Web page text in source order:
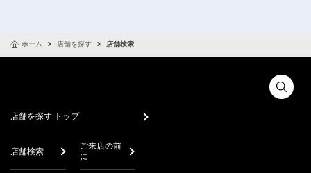
ホーム 店舗を探す 店舗検索
店舗を探す トップ
店舗検索
ご来店の前
に